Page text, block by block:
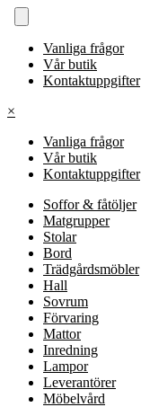
Vanliga frågor
Vår butik
Kontaktuppgifter
×
Vanliga frågor
Vår butik
Kontaktuppgifter
Soffor & fåtöljer
Matgrupper
Stolar
Bord
Trädgårdsmöbler
Hall
Sovrum
Förvaring
Mattor
Inredning
Lampor
Leverantörer
Möbelvård